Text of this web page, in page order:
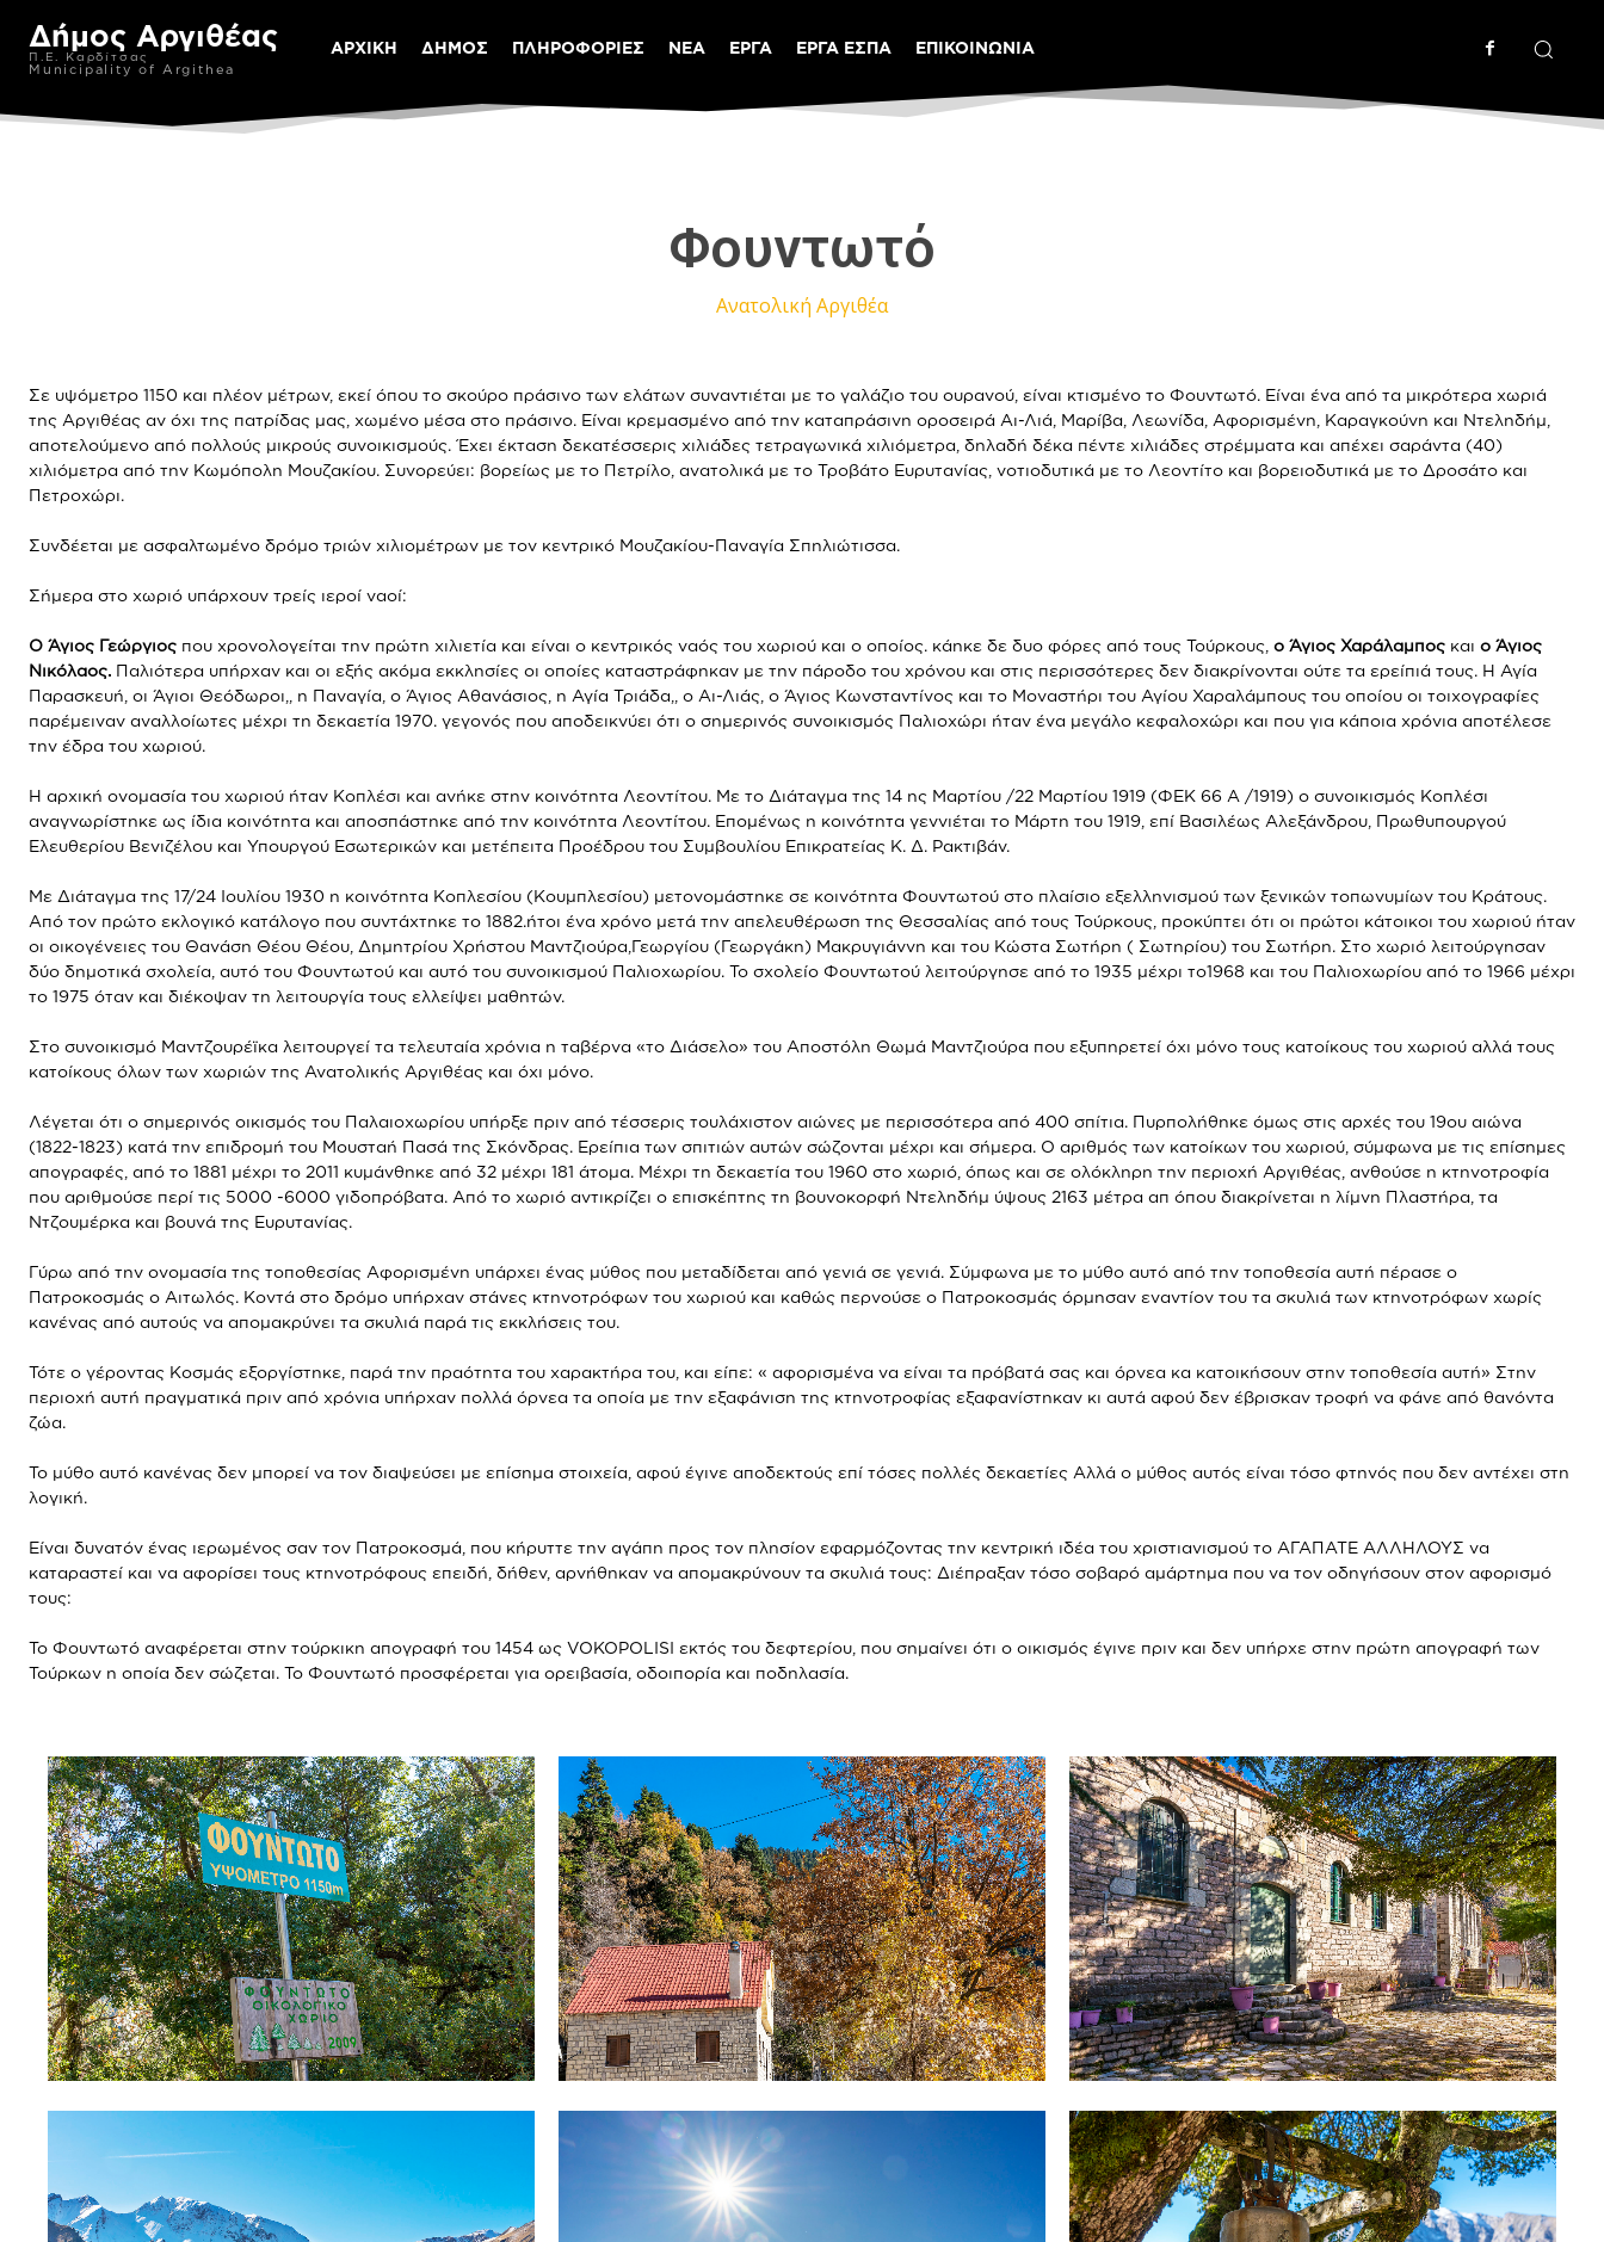
Δήμος Αργιθέας
Π.Ε. Καρδίτσας
Municipality of Argithea
ΑΡΧΙΚΗ ΔΗΜΟΣ ΠΛΗΡΟΦΟΡΙΕΣ ΝΕΑ ΕΡΓΑ ΕΡΓΑ ΕΣΠΑ ΕΠΙΚΟΙΝΩΝΙΑ
Φουντωτό
Ανατολική Αργιθέα
Σε υψόμετρο 1150 και πλέον μέτρων, εκεί όπου το σκούρο πράσινο των ελάτων συναντιέται με το γαλάζιο του ουρανού, είναι κτισμένο το Φουντωτό. Είναι ένα από τα μικρότερα χωριά
της Αργιθέας αν όχι της πατρίδας μας, χωμένο μέσα στο πράσινο. Είναι κρεμασμένο από την καταπράσινη οροσειρά Αι-Λιά, Μαρίβα, Λεωνίδα, Αφορισμένη, Καραγκούνη και Ντεληδήμ,
αποτελούμενο από πολλούς μικρούς συνοικισμούς. Έχει έκταση δεκατέσσερις χιλιάδες τετραγωνικά χιλιόμετρα, δηλαδή δέκα πέντε χιλιάδες στρέμματα και απέχει σαράντα (40)
χιλιόμετρα από την Κωμόπολη Μουζακίου. Συνορεύει: βορείως με το Πετρίλο, ανατολικά με το Τροβάτο Ευρυτανίας, νοτιοδυτικά με το Λεοντίτο και βορειοδυτικά με το Δροσάτο και
Πετροχώρι.
Συνδέεται με ασφαλτωμένο δρόμο τριών χιλιομέτρων με τον κεντρικό Μουζακίου-Παναγία Σπηλιώτισσα.
Σήμερα στο χωριό υπάρχουν τρείς ιεροί ναοί:
Ο Άγιος Γεώργιος που χρονολογείται την πρώτη χιλιετία και είναι ο κεντρικός ναός του χωριού και ο οποίος. κάηκε δε δυο φόρες από τους Τούρκους, ο Άγιος Χαράλαμπος και ο Άγιος
Νικόλαος. Παλιότερα υπήρχαν και οι εξής ακόμα εκκλησίες οι οποίες καταστράφηκαν με την πάροδο του χρόνου και στις περισσότερες δεν διακρίνονται ούτε τα ερείπιά τους. Η Αγία
Παρασκευή, οι Άγιοι Θεόδωροι,, η Παναγία, ο Άγιος Αθανάσιος, η Αγία Τριάδα,, ο Αι-Λιάς, ο Άγιος Κωνσταντίνος και το Μοναστήρι του Αγίου Χαραλάμπους του οποίου οι τοιχογραφίες
παρέμειναν αναλλοίωτες μέχρι τη δεκαετία 1970. γεγονός που αποδεικνύει ότι ο σημερινός συνοικισμός Παλιοχώρι ήταν ένα μεγάλο κεφαλοχώρι και που για κάποια χρόνια αποτέλεσε
την έδρα του χωριού.
Η αρχική ονομασία του χωριού ήταν Κοπλέσι και ανήκε στην κοινότητα Λεοντίτου. Με το Διάταγμα της 14 ης Μαρτίου /22 Μαρτίου 1919 (ΦΕΚ 66 Α /1919) ο συνοικισμός Κοπλέσι
αναγνωρίστηκε ως ίδια κοινότητα και αποσπάστηκε από την κοινότητα Λεοντίτου. Επομένως η κοινότητα γεννιέται το Μάρτη του 1919, επί Βασιλέως Αλεξάνδρου, Πρωθυπουργού
Ελευθερίου Βενιζέλου και Υπουργού Εσωτερικών και μετέπειτα Προέδρου του Συμβουλίου Επικρατείας Κ. Δ. Ρακτιβάν.
Με Διάταγμα της 17/24 Ιουλίου 1930 η κοινότητα Κοπλεσίου (Κουμπλεσίου) μετονομάστηκε σε κοινότητα Φουντωτού στο πλαίσιο εξελληνισμού των ξενικών τοπωνυμίων του Κράτους.
Από τον πρώτο εκλογικό κατάλογο που συντάχτηκε το 1882.ήτοι ένα χρόνο μετά την απελευθέρωση της Θεσσαλίας από τους Τούρκους, προκύπτει ότι οι πρώτοι κάτοικοι του χωριού ήταν
οι οικογένειες του Θανάση Θέου Θέου, Δημητρίου Χρήστου Μαντζιούρα,Γεωργίου (Γεωργάκη) Μακρυγιάννη και του Κώστα Σωτήρη ( Σωτηρίου) του Σωτήρη. Στο χωριό λειτούργησαν
δύο δημοτικά σχολεία, αυτό του Φουντωτού και αυτό του συνοικισμού Παλιοχωρίου. Το σχολείο Φουντωτού λειτούργησε από το 1935 μέχρι το1968 και του Παλιοχωρίου από το 1966 μέχρι
το 1975 όταν και διέκοψαν τη λειτουργία τους ελλείψει μαθητών.
Στο συνοικισμό Μαντζουρέϊκα λειτουργεί τα τελευταία χρόνια η ταβέρνα «το Διάσελο» του Αποστόλη Θωμά Μαντζιούρα που εξυπηρετεί όχι μόνο τους κατοίκους του χωριού αλλά τους
κατοίκους όλων των χωριών της Ανατολικής Αργιθέας και όχι μόνο.
Λέγεται ότι ο σημερινός οικισμός του Παλαιοχωρίου υπήρξε πριν από τέσσερις τουλάχιστον αιώνες με περισσότερα από 400 σπίτια. Πυρπολήθηκε όμως στις αρχές του 19ου αιώνα
(1822-1823) κατά την επιδρομή του Μουσταή Πασά της Σκόνδρας. Ερείπια των σπιτιών αυτών σώζονται μέχρι και σήμερα. Ο αριθμός των κατοίκων του χωριού, σύμφωνα με τις επίσημες
απογραφές, από το 1881 μέχρι το 2011 κυμάνθηκε από 32 μέχρι 181 άτομα. Μέχρι τη δεκαετία του 1960 στο χωριό, όπως και σε ολόκληρη την περιοχή Αργιθέας, ανθούσε η κτηνοτροφία
που αριθμούσε περί τις 5000 -6000 γιδοπρόβατα. Από το χωριό αντικρίζει ο επισκέπτης τη βουνοκορφή Ντεληδήμ ύψους 2163 μέτρα απ όπου διακρίνεται η λίμνη Πλαστήρα, τα
Ντζουμέρκα και βουνά της Ευρυτανίας.
Γύρω από την ονομασία της τοποθεσίας Αφορισμένη υπάρχει ένας μύθος που μεταδίδεται από γενιά σε γενιά. Σύμφωνα με το μύθο αυτό από την τοποθεσία αυτή πέρασε ο
Πατροκοσμάς ο Αιτωλός. Κοντά στο δρόμο υπήρχαν στάνες κτηνοτρόφων του χωριού και καθώς περνούσε ο Πατροκοσμάς όρμησαν εναντίον του τα σκυλιά των κτηνοτρόφων χωρίς
κανένας από αυτούς να απομακρύνει τα σκυλιά παρά τις εκκλήσεις του.
Τότε ο γέροντας Κοσμάς εξοργίστηκε, παρά την πραότητα του χαρακτήρα του, και είπε: « αφορισμένα να είναι τα πρόβατά σας και όρνεα κα κατοικήσουν στην τοποθεσία αυτή» Στην
περιοχή αυτή πραγματικά πριν από χρόνια υπήρχαν πολλά όρνεα τα οποία με την εξαφάνιση της κτηνοτροφίας εξαφανίστηκαν κι αυτά αφού δεν έβρισκαν τροφή να φάνε από θανόντα
ζώα.
Το μύθο αυτό κανένας δεν μπορεί να τον διαψεύσει με επίσημα στοιχεία, αφού έγινε αποδεκτούς επί τόσες πολλές δεκαετίες Αλλά ο μύθος αυτός είναι τόσο φτηνός που δεν αντέχει στη
λογική.
Είναι δυνατόν ένας ιερωμένος σαν τον Πατροκοσμά, που κήρυττε την αγάπη προς τον πλησίον εφαρμόζοντας την κεντρική ιδέα του χριστιανισμού το ΑΓΑΠΑΤΕ ΑΛΛΗΛΟΥΣ να
καταραστεί και να αφορίσει τους κτηνοτρόφους επειδή, δήθεν, αρνήθηκαν να απομακρύνουν τα σκυλιά τους: Διέπραξαν τόσο σοβαρό αμάρτημα που να τον οδηγήσουν στον αφορισμό
τους:
Το Φουντωτό αναφέρεται στην τούρκικη απογραφή του 1454 ως VOKOPOLISI εκτός του δεφτερίου, που σημαίνει ότι ο οικισμός έγινε πριν και δεν υπήρχε στην πρώτη απογραφή των
Τούρκων η οποία δεν σώζεται. Το Φουντωτό προσφέρεται για ορειβασία, οδοιπορία και ποδηλασία.